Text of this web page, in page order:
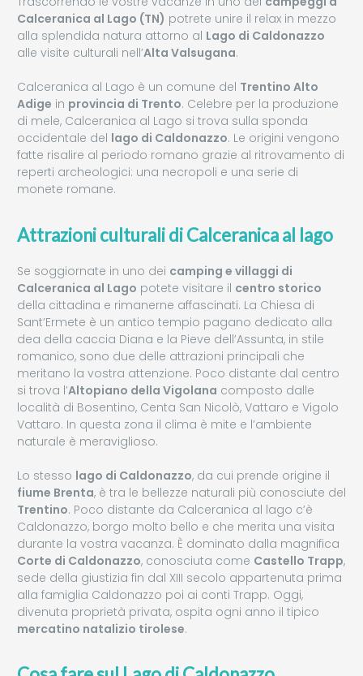
Calceranica al Lago (TN) potrete unire il relax in mezzo
alla splendida natura attorno al Lago di Caldonazzo
alle visite culturali nell’Alta Valsugana.
Calceranica al Lago è un comune del Trentino Alto
Adige in provincia di Trento. Celebre per la produzione
di mele, Calceranica al Lago si trova sulla sponda
occidentale del lago di Caldonazzo. Le origini vengono
fatte risalire al periodo romano grazie al ritrovamento di
reperti archeologici: una necropoli e una serie di
monete romane.
Attrazioni culturali di Calceranica al lago
Se soggiornate in uno dei camping e villaggi di
Calceranica al Lago potete visitare il centro storico
della cittadina e rimanerne affascinati. La Chiesa di
Sant’Ermete è un antico tempio pagano dedicato alla
dea della caccia Diana e la Pieve dell’Assunta, in stile
romanico, sono due delle attrazioni principali che
meritano la vostra attenzione. Poco distante dal centro
si trova l’Altopiano della Vigolana composto dalle
località di Bosentino, Centa San Nicolò, Vattaro e Vigolo
Vattaro. In questa zona il clima è mite e l’ambiente
naturale è meraviglioso.
Lo stesso lago di Caldonazzo, da cui prende origine il
fiume Brenta, è tra le bellezze naturali più conosciute del
Trentino. Poco distante da Calceranica al lago c’è
Caldonazzo, borgo molto bello e che merita una visita
durante la vostra vacanza. È dominato dalla magnifica
Corte di Caldonazzo, conosciuta come Castello Trapp,
sede della giustizia fin dal XIII secolo appartenuta prima
alla famiglia Caldonazzo poi ai conti Trapp. Oggi,
divenuta proprietà privata, ospita ogni anno il tipico
mercatino natalizio tirolese.